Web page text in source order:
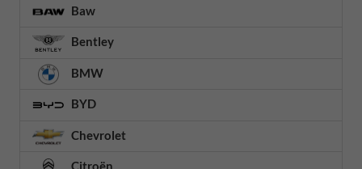
Baw
Bentley
BMW
BYD
Chevrolet
Citroën